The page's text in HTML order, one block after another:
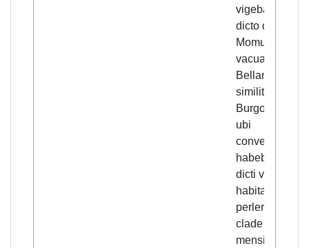
vigebat; nam
dicto districtu
Momum
vacuavit,
Bellanzagum
similiter et in
Burgomanerio
ubi
habebam, ubi
dicti viri
habitabant,
perlerunt dieta
clade in tribus
mensibus prò